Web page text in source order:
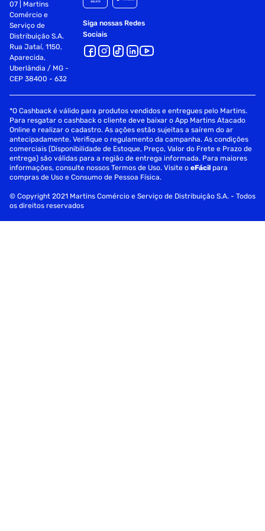
07 | Martins
Comércio e
Serviço de
Distribuição S.A.
Rua Jataí, 1150,
Aparecida,
Uberlândia / MG -
CEP 38400 - 632
Siga nossas Redes
Sociais
*O Cashback é válido para produtos vendidos e entregues pelo Martins.
Para resgatar o cashback o cliente deve baixar o App Martins Atacado
Online e realizar o cadastro. As ações estão sujeitas a saírem do ar
antecipadamente. Verifique o regulamento da campanha. As condições
comerciais (Disponibilidade de Estoque, Preço, Valor do Frete e Prazo de
entrega) são válidas para a região de entrega informada. Para maiores
informações, consulte nossos Termos de Uso. Visite oeFácil para
compras de Uso e Consumo de Pessoa Física.
© Copyright 2021 Martins Comércio e Serviço de Distribuição S.A. - Todos
os direitos reservados